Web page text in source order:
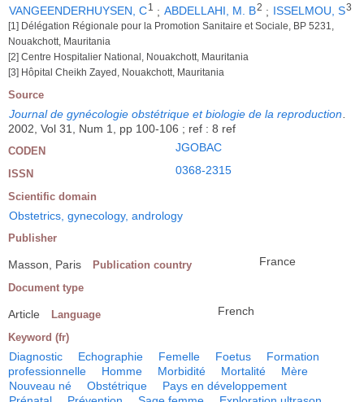
VANGEENDERHUYSEN, C1 ; ABDELLAHI, M. B2 ; ISSELMOU, S3
[1] Délégation Régionale pour la Promotion Sanitaire et Sociale, BP 5231,
Nouakchott, Mauritania
[2] Centre Hospitalier National, Nouakchott, Mauritania
[3] Hôpital Cheikh Zayed, Nouakchott, Mauritania
Source
Journal de gynécologie obstétrique et biologie de la reproduction.
2002, Vol 31, Num 1, pp 100-106 ; ref : 8 ref
CODEN JGOBAC
ISSN 0368-2315
Scientific domain
Obstetrics, gynecology, andrology
Publisher
Masson, Paris Publication country France
Document type
Article Language French
Keyword (fr)
Diagnostic Echographie Femelle Foetus
Formation
professionnelle
Homme Morbidité Mortalité
Mère
Nouveau né
Obstétrique
Pays en développement